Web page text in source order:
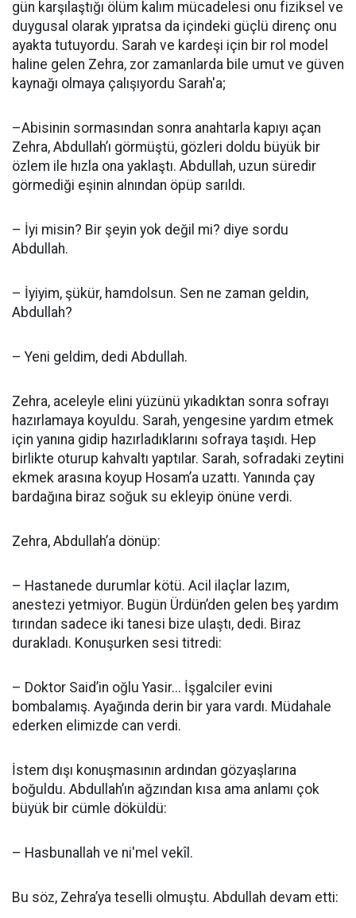
gün karşılaştığı ölüm kalım mücadelesi onu fiziksel ve
duygusal olarak yıpratsa da içindeki güçlü direnç onu
ayakta tutuyordu. Sarah ve kardeşi için bir rol model
haline gelen Zehra, zor zamanlarda bile umut ve güven
kaynağı olmaya çalışıyordu Sarah'a;
–Abisinin sormasından sonra anahtarla kapıyı açan
Zehra, Abdullah’ı görmüştü, gözleri doldu büyük bir
özlem ile hızla ona yaklaştı. Abdullah, uzun süredir
görmediği eşinin alnından öpüp sarıldı.
– İyi misin? Bir şeyin yok değil mi? diye sordu
Abdullah.
– İyiyim, şükür, hamdolsun. Sen ne zaman geldin,
Abdullah?
– Yeni geldim, dedi Abdullah.
Zehra, aceleyle elini yüzünü yıkadıktan sonra sofrayı
hazırlamaya koyuldu. Sarah, yengesine yardım etmek
için yanına gidip hazırladıklarını sofraya taşıdı. Hep
birlikte oturup kahvaltı yaptılar. Sarah, sofradaki zeytini
ekmek arasına koyup Hosam’a uzattı. Yanında çay
bardağına biraz soğuk su ekleyip önüne verdi.
Zehra, Abdullah’a dönüp:
– Hastanede durumlar kötü. Acil ilaçlar lazım,
anestezi yetmiyor. Bugün Ürdün’den gelen beş yardım
tırından sadece iki tanesi bize ulaştı, dedi. Biraz
durakladı. Konuşurken sesi titredi:
– Doktor Said’in oğlu Yasir... İşgalciler evini
bombalamış. Ayağında derin bir yara vardı. Müdahale
ederken elimizde can verdi.
İstem dışı konuşmasının ardından gözyaşlarına
boğuldu. Abdullah’ın ağzından kısa ama anlamı çok
büyük bir cümle döküldü:
– Hasbunallah ve ni'mel vekîl.
Bu söz, Zehra’ya teselli olmuştu. Abdullah devam etti: